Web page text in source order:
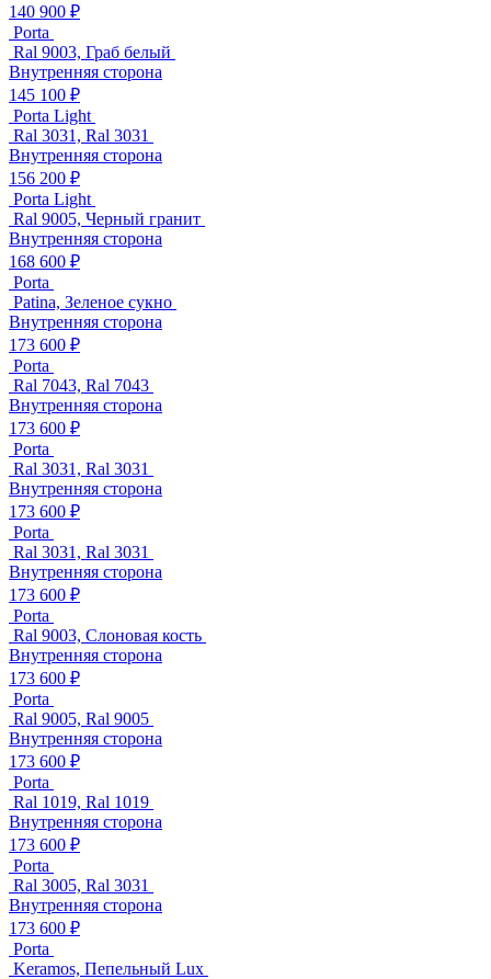
140 900 ₽
Porta
Ral 9003, Граб белый
Внутренняя сторона
145 100 ₽
Porta Light
Ral 3031, Ral 3031
Внутренняя сторона
156 200 ₽
Porta Light
Ral 9005, Черный гранит
Внутренняя сторона
168 600 ₽
Porta
Patina, Зеленое сукно
Внутренняя сторона
173 600 ₽
Porta
Ral 7043, Ral 7043
Внутренняя сторона
173 600 ₽
Porta
Ral 3031, Ral 3031
Внутренняя сторона
173 600 ₽
Porta
Ral 3031, Ral 3031
Внутренняя сторона
173 600 ₽
Porta
Ral 9003, Слоновая кость
Внутренняя сторона
173 600 ₽
Porta
Ral 9005, Ral 9005
Внутренняя сторона
173 600 ₽
Porta
Ral 1019, Ral 1019
Внутренняя сторона
173 600 ₽
Porta
Ral 3005, Ral 3031
Внутренняя сторона
173 600 ₽
Porta
Keramos, Пепельный Lux